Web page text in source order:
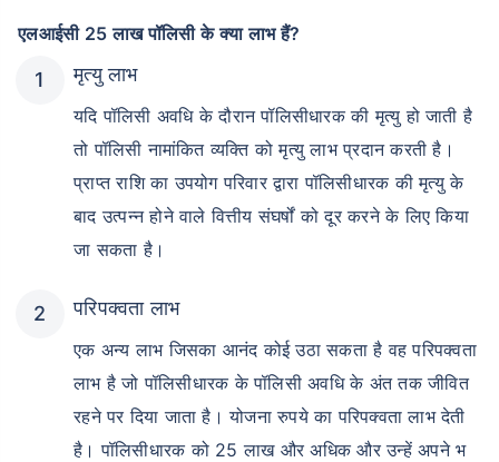
एलआईसी 25 लाख पॉलिसी के क्या लाभ हैं?
मृत्यु लाभ
यदि पॉलिसी अवधि के दौरान पॉलिसीधारक की मृत्यु हो जाती है
तो पॉलिसी नामांकित व्यक्ति को मृत्यु लाभ प्रदान करती है।
प्राप्त राशि का उपयोग परिवार द्वारा पॉलिसीधारक की मृत्यु के
बाद उत्पन्न होने वाले वित्तीय संघर्षों को दूर करने के लिए किया
जा सकता है।
परिपक्वता लाभ
एक अन्य लाभ जिसका आनंद कोई उठा सकता है वह परिपक्वता
लाभ है जो पॉलिसीधारक के पॉलिसी अवधि के अंत तक जीवित
रहने पर दिया जाता है। योजना रुपये का परिपक्वता लाभ देती
है। पॉलिसीधारक को 25 लाख और अधिक और उन्हें अपने भ